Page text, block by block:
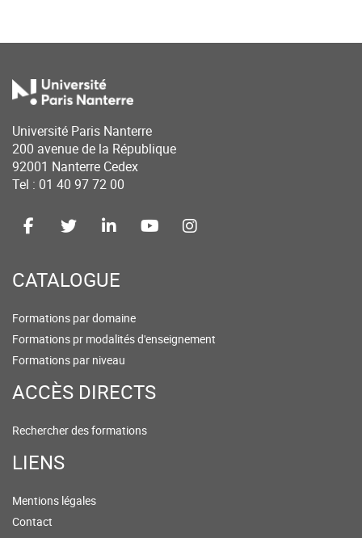
Université Paris Nanterre
200 avenue de la République
92001 Nanterre Cedex
Tel : 01 40 97 72 00
CATALOGUE
Formations par domaine
Formations pr modalités d'enseignement
Formations par niveau
ACCÈS DIRECTS
Rechercher des formations
LIENS
Mentions légales
Contact